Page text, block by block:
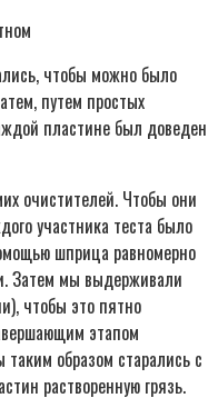
чтобы можно было
путем простых
пластине был доведен
очистителей. Чтобы они
участника теста было
шприца равномерно
Затем мы выдерживали
чтобы это пятно
этапом
образом старались с
растворенную грязь.